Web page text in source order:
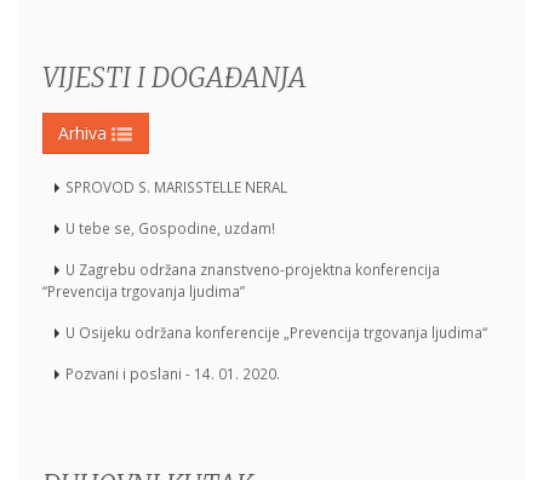
VIJESTI I DOGAĐANJA
Arhiva
SPROVOD S. MARISSTELLE NERAL
U tebe se, Gospodine, uzdam!
U Zagrebu održana znanstveno-projektna konferencija
“Prevencija trgovanja ljudima”
U Osijeku održana konferencije „Prevencija trgovanja ljudima“
Pozvani i poslani - 14. 01. 2020.